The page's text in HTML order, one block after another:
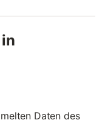
Daten des